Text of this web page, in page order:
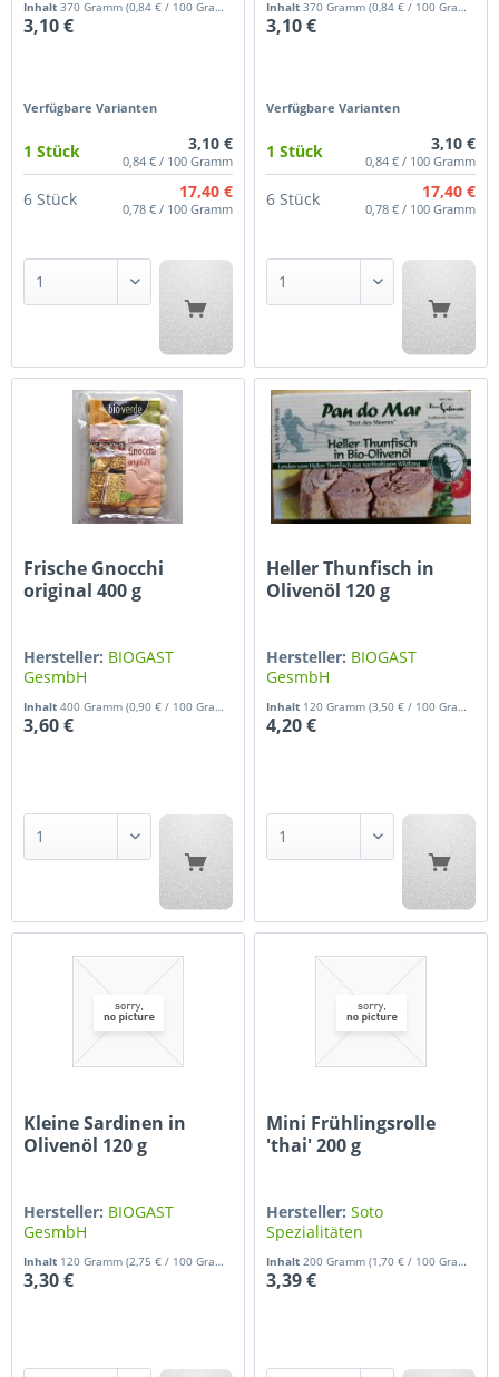
Inhalt370 Gramm(0,84 € / 100 Gramm)
3,10 €
Verfügbare Varianten
1 Stück 3,10 €
0,84 € / 100 Gramm
6 Stück 17,40 €
0,78 € / 100 Gramm
Inhalt370 Gramm(0,84 € / 100 Gramm)
3,10 €
Verfügbare Varianten
1 Stück 3,10 €
0,84 € / 100 Gramm
6 Stück 17,40 €
0,78 € / 100 Gramm
Frische Gnocchi
original 400 g
Hersteller: BIOGAST
GesmbH
Inhalt400 Gramm(0,90 € / 100 Gramm)
3,60 €
Heller Thunfisch in
Olivenöl 120 g
Hersteller: BIOGAST
GesmbH
Inhalt 120 Gramm(3,50 € / 100 Gramm)
4,20 €
Kleine Sardinen in
Olivenöl 120 g
Hersteller: BIOGAST
GesmbH
Inhalt 120 Gramm(2,75 € / 100 Gramm)
3,30 €
Mini Frühlingsrolle
'thai' 200 g
Hersteller: Soto
Spezialitäten
Inhalt 200 Gramm(1,70 € / 100 Gramm)
3,39 €